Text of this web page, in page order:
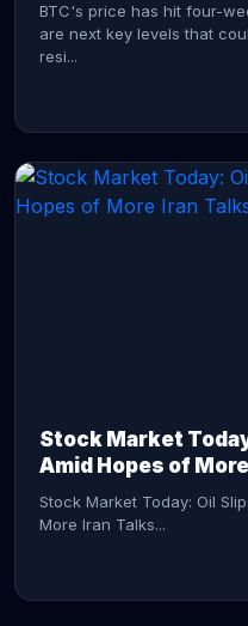
BTC's price has hit four-
are next key levels that
resi...
Stock Market
Amid Hopes of
Stock Market Today: Oil
More Iran Talks...